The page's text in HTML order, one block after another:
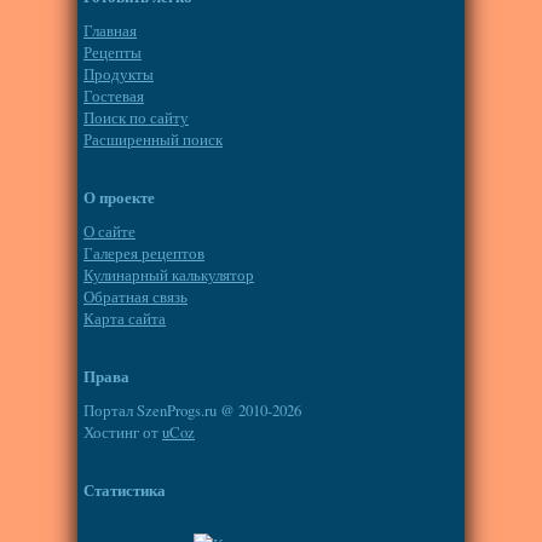
Главная
Рецепты
Продукты
Гостевая
Поиск по сайту
Расширенный поиск
О проекте
О сайте
Галерея рецептов
Кулинарный калькулятор
Обратная связь
Карта сайта
Права
Портал SzenProgs.ru @ 2010-2026
Хостинг отuCoz
Статистика